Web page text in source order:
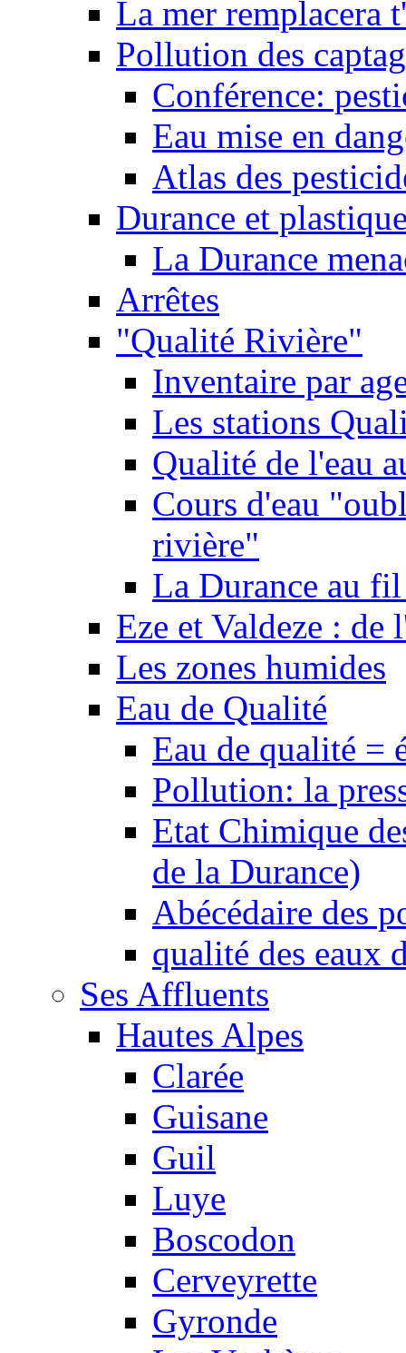
La mer remplacera
Pollution des
Conférence:
Eau mise en
Atlas des
Durance et
La Durance
Arrêtes
"Qualité Rivière"
Inventaire par
Les stations
Qualité de l'eau
Cours d'eau
rivière"
La Durance au
Eze et Valdeze : de
Les zones humides
Eau de Qualité
Eau de qualité =
Pollution: la
Etat Chimique
de la Durance)
Abécédaire des
qualité des eaux
Ses Affluents
Hautes Alpes
Clarée
Guisane
Guil
Luye
Boscodon
Cerveyrette
Gyronde